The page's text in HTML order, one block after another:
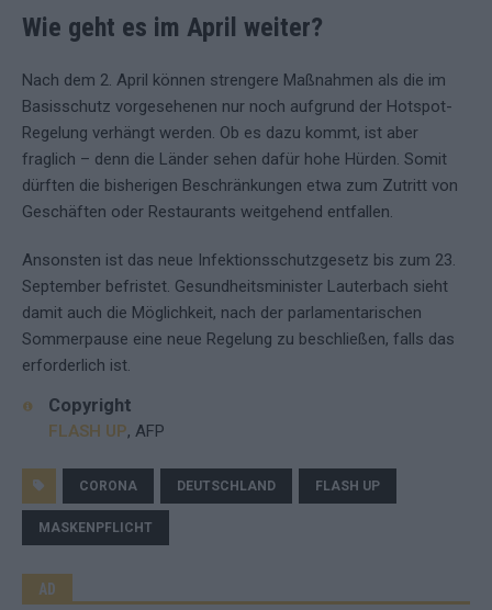
Wie geht es im April weiter?
Nach dem 2. April können strengere Maßnahmen als die im
Basisschutz vorgesehenen nur noch aufgrund der Hotspot-
Regelung verhängt werden. Ob es dazu kommt, ist aber
fraglich – denn die Länder sehen dafür hohe Hürden. Somit
dürften die bisherigen Beschränkungen etwa zum Zutritt von
Geschäften oder Restaurants weitgehend entfallen.
Ansonsten ist das neue Infektionsschutzgesetz bis zum 23.
September befristet. Gesundheitsminister Lauterbach sieht
damit auch die Möglichkeit, nach der parlamentarischen
Sommerpause eine neue Regelung zu beschließen, falls das
erforderlich ist.
Copyright
FLASH UP, AFP
CORONA DEUTSCHLAND FLASH UP
MASKENPFLICHT
AD